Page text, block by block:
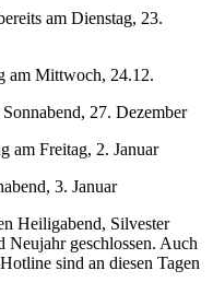
am Dienstag, 23.
am Mittwoch, 24.12.
27. Dezember
am Freitag, 2. Januar
3. Januar
Heiligabend, Silvester
Neujahr geschlossen. Auch
sind an diesen Tagen